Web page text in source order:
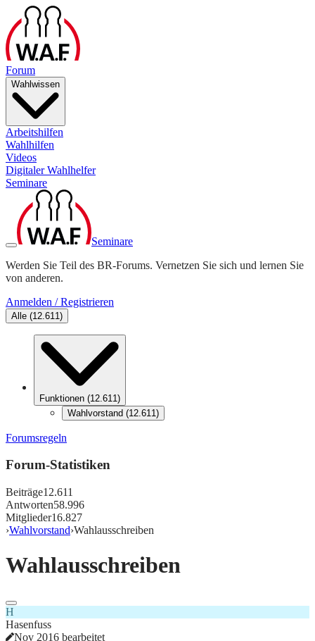
Forum
Wahlwissen
Arbeitshilfen
Wahlhilfen
Videos
Digitaler Wahlhelfer
Seminare
Seminare
Werden Sie Teil des BR-Forums. Vernetzen Sie sich und lernen Sie
von anderen.
Anmelden / Registrieren
Alle (12.611)
Funktionen (12.611)
Wahlvorstand (12.611)
Forumsregeln
Forum-Statistiken
Beiträge12.611
Antworten58.996
Mitglieder16.827
›Wahlvorstand›Wahlausschreiben
Wahlausschreiben
H
Hasenfuss
Nov 2016 bearbeitet